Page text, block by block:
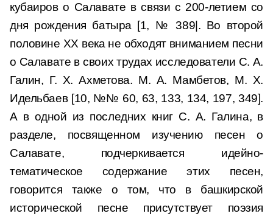
кубаиров о Салавате в связи с 200-летием со
дня рождения батыра [1, № 389|. Во второй
половине XX века не обходят вниманием песни
о Салавате в своих трудах исследователи С. А.
Галин, Г. X. Ахметова. М. А. Мамбетов, М. X.
Идельбаев [10, №№ 60, 63, 133, 134, 197, 349].
А в одной из последних книг С. А. Галина, в
разделе, посвященном изучению песен о
Салавате, подчеркивается идейно-
тематическое содержание этих песен,
говорится также о том, что в башкирской
исторической песне присутствует поэзия